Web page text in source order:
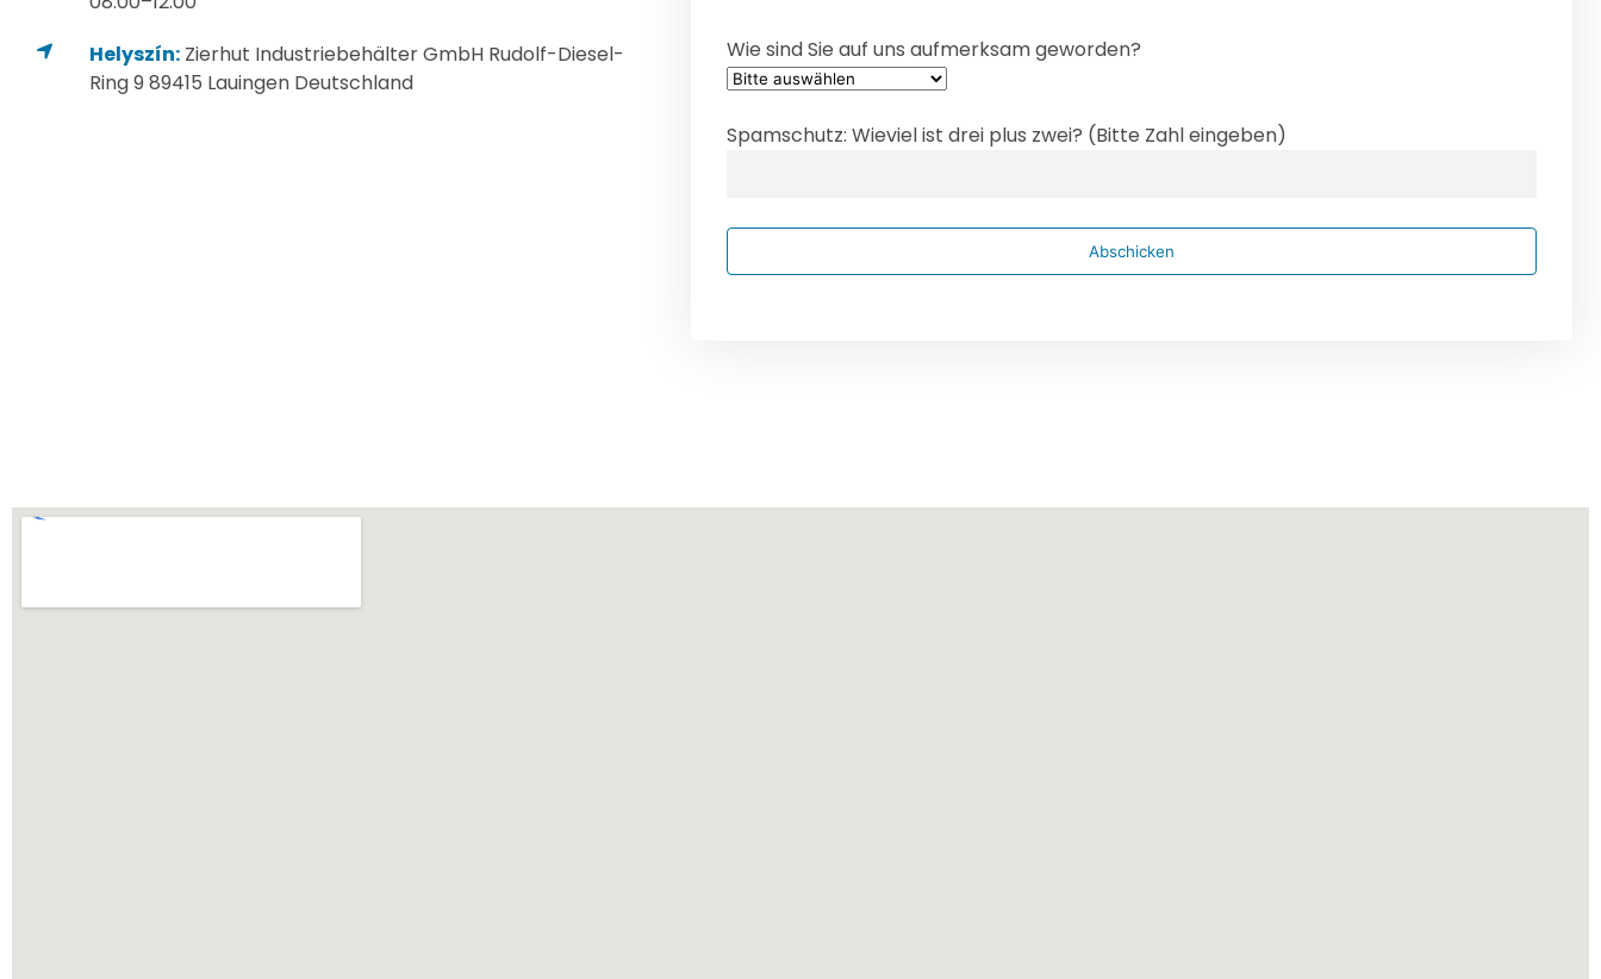
Helyszín: Zierhut Industriebehälter GmbH Rudolf-Diesel-
Ring 9 89415 Lauingen Deutschland
Wie sind Sie auf uns aufmerksam geworden?
Spamschutz: Wieviel ist drei plus zwei? (Bitte Zahl eingeben)